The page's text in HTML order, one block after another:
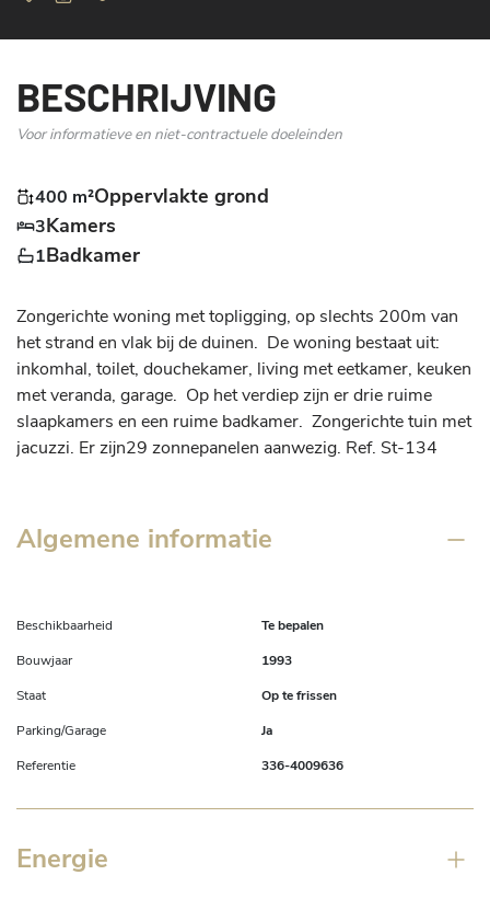
BESCHRIJVING
Voor informatieve en niet-contractuele doeleinden
400 m²Oppervlakte grond
3Kamers
1Badkamer
Zongerichte woning met topligging, op slechts 200m van
het strand en vlak bij de duinen.  De woning bestaat uit:
inkomhal, toilet, douchekamer, living met eetkamer, keuken
met veranda, garage.  Op het verdiep zijn er drie ruime
slaapkamers en een ruime badkamer.  Zongerichte tuin met
jacuzzi. Er zijn29 zonnepanelen aanwezig. Ref. St-134
Algemene informatie
Beschikbaarheid
Te bepalen
Bouwjaar
1993
Staat
Op te frissen
Parking/Garage
Ja
Referentie
336-4009636
Energie